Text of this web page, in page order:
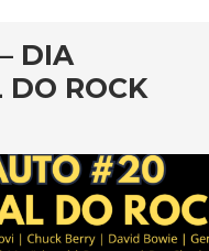
DIA
DO ROCK